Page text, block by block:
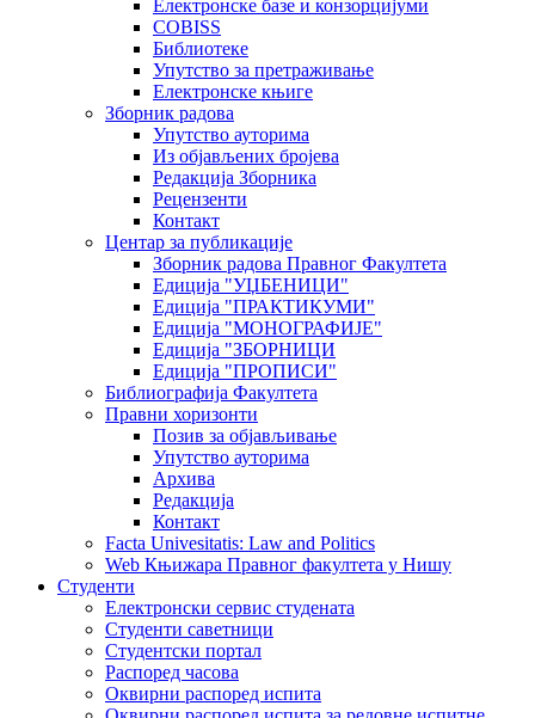
Електронске базе и конзорцијуми
COBISS
Библиотеке
Упутство за претраживање
Електронске књиге
Зборник радова
Упутство ауторима
Из објављених бројева
Редакција Зборника
Рецензенти
Контакт
Центар за публикације
Зборник радова Правног Факултета
Едиција "УЏБЕНИЦИ"
Едиција "ПРАКТИКУМИ"
Едиција "МОНОГРАФИЈЕ"
Едиција "ЗБОРНИЦИ
Едиција "ПРОПИСИ"
Библиографија Факултета
Правни хоризонти
Позив за објављивање
Упутство ауторима
Архива
Редакција
Контакт
Facta Univesitatis: Law and Politics
Web Књижара Правног факултета у Нишу
Студенти
Електронски сервис студената
Студенти саветници
Студентски портал
Распоред часова
Оквирни распоред испита